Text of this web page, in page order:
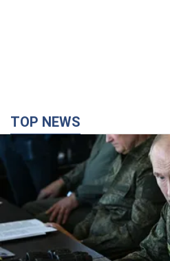
TOP NEWS